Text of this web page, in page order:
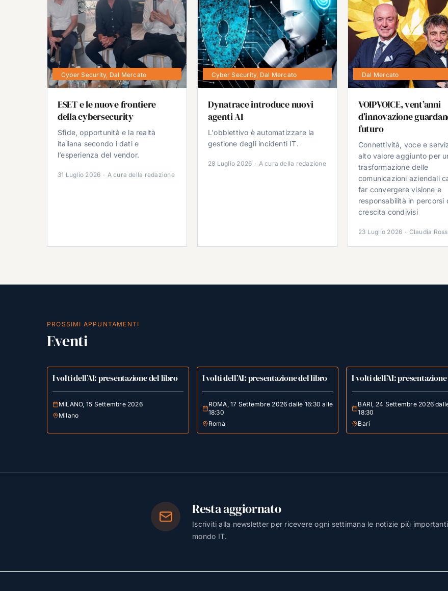
Cyber Security, Dal Mercato
ESET e le nuove frontiere
della cybersecurity
Sfide, opportunità e la realtà
italiana secondo i dati e
l’esperienza del vendor.
31 Luglio 2026 · A cura della redazione
Cyber Security, Dal Mercato
Dynatrace introduce nuovi
agenti AI
L'obbiettivo è automatizzare la
gestione degli incidenti IT.
28 Luglio 2026 · A cura della redazione
Dal Mercato
VOIPVOICE, vent’anni
d’innovazione
futuro
Connettività, voce e
alto valore aggiunto per
trasformazione delle
comunicazioni aziendali
far convergere visione e
responsabilità in percorsi
crescita condivisi
23 Luglio 2026 · Claudia Rossi
PROSSIMI APPUNTAMENTI
Eventi
I volti dell’AI: presentazione del libro
MILANO, 15 Settembre 2026
Milano
I volti dell’AI: presentazione del libro
ROMA, 17 Settembre 2026 dalle 16:30 alle
18:30
Roma
I volti dell’AI:
BARI, 24 Settembre 2026
18:30
Bari
Resta aggiornato
Iscriviti alla newsletter per ricevere ogni settimana le notizie più
mondo IT.